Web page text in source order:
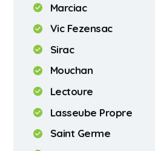
Marciac
Vic Fezensac
Sirac
Mouchan
Lectoure
Lasseube Propre
Saint Germe